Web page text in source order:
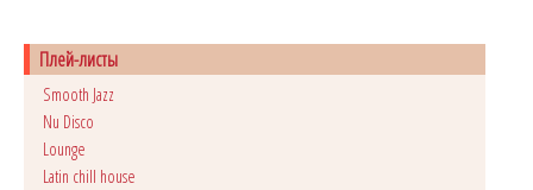
Плей-листы
Smooth Jazz
Nu Disco
Lounge
Latin chill house